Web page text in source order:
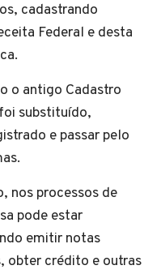
cadastrando
Federal e desta
o antigo Cadastro
substituído,
e passar pelo
nos processos de
pode estar
emitir notas
obter crédito e outras